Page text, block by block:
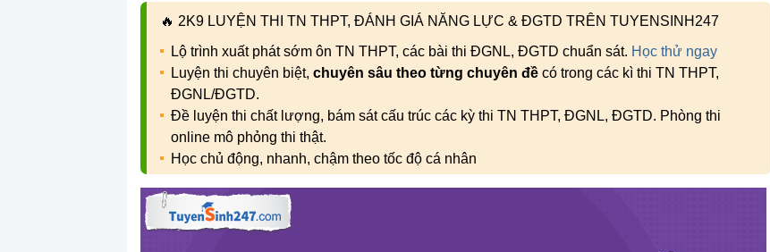
🔥 2K9 LUYỆN THI TN THPT, ĐÁNH GIÁ NĂNG LỰC & ĐGTD TRÊN TUYENSINH247
Lộ trình xuất phát sớm ôn TN THPT, các bài thi ĐGNL, ĐGTD chuẩn sát. Học thử ngay
Luyện thi chuyên biệt, chuyên sâu theo từng chuyên đề có trong các kì thi TN THPT,
ĐGNL/ĐGTD.
Đề luyện thi chất lượng, bám sát cấu trúc các kỳ thi TN THPT, ĐGNL, ĐGTD. Phòng thi
online mô phỏng thi thật.
Học chủ động, nhanh, chậm theo tốc độ cá nhân